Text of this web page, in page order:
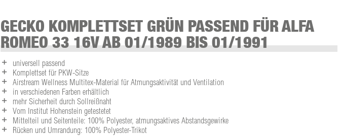
GECKO KOMPLETTSET GRÜN PASSEND FÜR ALFA
ROMEO 33 16V AB 01/1989 BIS 01/1991
universell passend
Komplettset für PKW-Sitze
Airstream Wellness Multitex-Material für Atmungsaktivität und Ventilation
in verschiedenen Farben erhältlich
mehr Sicherheit durch Sollreißnaht
Vom Institut Hohenstein getestetet
Mittelteil und Seitenteile: 100% Polyester, atmungsaktives Abstandsgewirke
Rücken und Umrandung: 100% Polyester-Trikot